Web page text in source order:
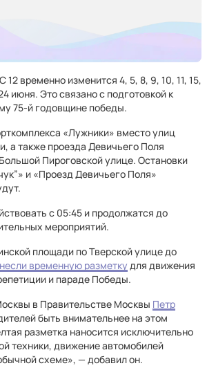
временно изменится 4, 5, 8, 9, 10, 11, 15,
июня. Это связано с подготовкой к
75-й годовщине победы.
«Лужники» вместо улиц
а также проезда Девичьего Поля
Пироговской улице. Остановки
и «Проезд Девичьего Поля»
с 05:45 и продолжатся до
мероприятий.
площади по Тверской улице до
временную разметку для движения
и параде Победы.
в Правительстве Москвы Петр
быть внимательнее на этом
разметка наносится исключительно
техники, движение автомобилей
схеме», — добавил он.